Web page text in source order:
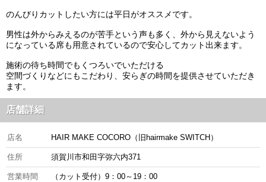
のんびりカットしたい方には平日がオススメです。
男性は外からみえるのが苦手という声も多く、外から見えないよう
になっている席も用意されているので安心してカット出来ます。
施術の待ち時間でもくつろいでいただける
空間づくりなどにもこだわり、安らぎの時間を提供させていただき
ます。
店舗詳細
店名 HAIR MAKE COCORO（旧hairmake SWITCH）
住所 須賀川市和田字弥六内371
営業時間 （カット受付）9：00～19：00